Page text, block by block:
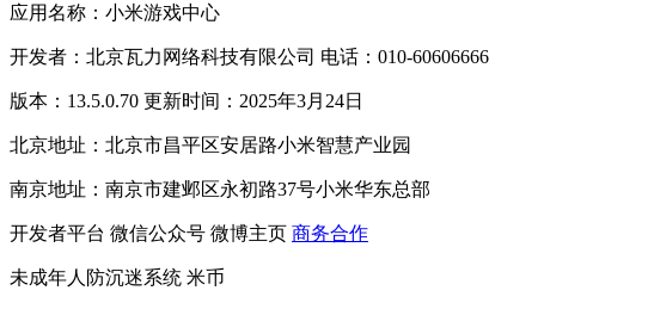
应用名称：小米游戏中心
开发者：北京瓦力网络科技有限公司 电话：010-60606666
版本：13.5.0.70 更新时间：2025年3月24日
北京地址：北京市昌平区安居路小米智慧产业园
南京地址：南京市建邺区永初路37号小米华东总部
开发者平台 微信公众号 微博主页 商务合作
未成年人防沉迷系统 米币